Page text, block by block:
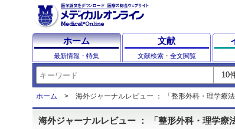
ホーム
最新情報・特集
文献
文献検索・全文閲覧
ホーム 海外ジャーナルレビュー ： 「整形外科・理学療法
海外ジャーナルレビュー ： 「整形外科・理学療